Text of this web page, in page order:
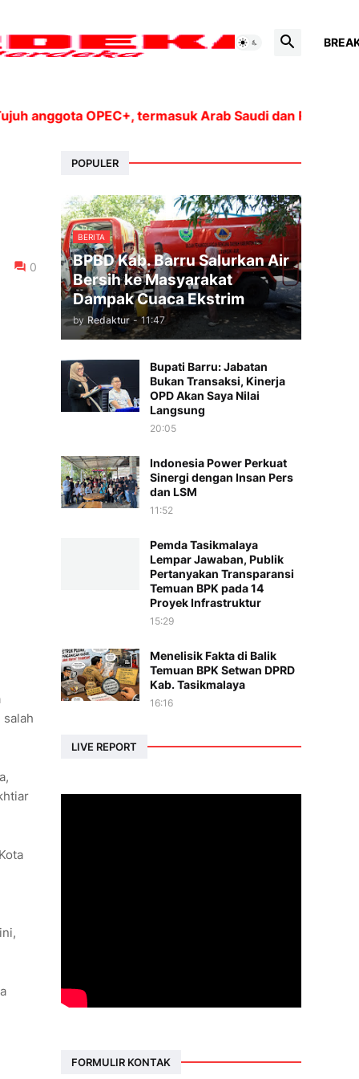
OPEC+, termasuk Arab Saudi dan Rusia, akan
0
POPULER
BERITA
BPBD Kab. Barru Salurkan Air
Bersih ke Masyarakat
Dampak Cuaca Ekstrim
by Redaktur - 11:47
Bupati Barru: Jabatan
Bukan Transaksi, Kinerja
OPD Akan Saya Nilai
Langsung
20:05
Indonesia Power Perkuat
Sinergi dengan Insan Pers
dan LSM
11:52
Pemda Tasikmalaya
Lempar Jawaban, Publik
Pertanyakan Transparansi
Temuan BPK pada 14
Proyek Infrastruktur
15:29
Menelisik Fakta di Balik
Temuan BPK Setwan DPRD
Kab. Tasikmalaya
16:16
LIVE REPORT
FORMULIR KONTAK